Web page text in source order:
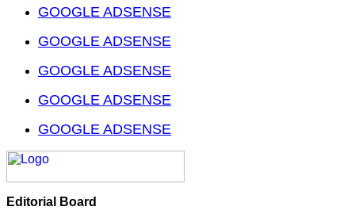
GOOGLE ADSENSE
GOOGLE ADSENSE
GOOGLE ADSENSE
GOOGLE ADSENSE
GOOGLE ADSENSE
Editorial Board